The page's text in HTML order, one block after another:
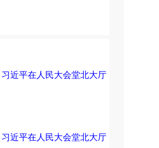
近平在人民大会堂北大厅
近平在人民大会堂北大厅